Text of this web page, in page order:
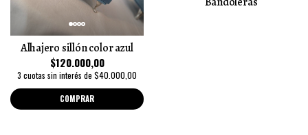
Alhajero sillón color azul
$120.000,00
3 cuotas sin interés de $40.000,00
COMPRAR